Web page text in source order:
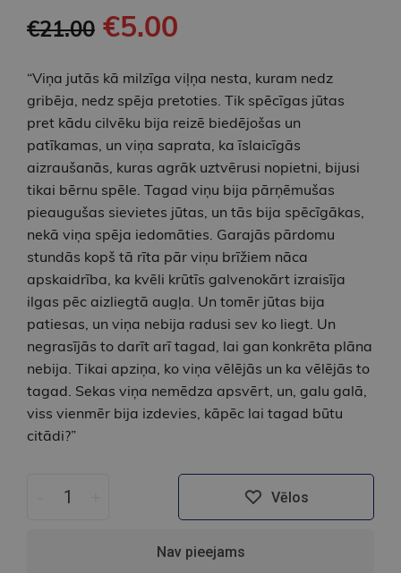
€21.00 €5.00
“Viņa jutās kā milzīga viļņa nesta, kuram nedz
gribēja, nedz spēja pretoties. Tik spēcīgas jūtas
pret kādu cilvēku bija reizē biedējošas un
patīkamas, un viņa saprata, ka īslaicīgās
aizraušanās, kuras agrāk uztvērusi nopietni, bijusi
tikai bērnu spēle. Tagad viņu bija pārņēmušas
pieaugušas sievietes jūtas, un tās bija spēcīgākas,
nekā viņa spēja iedomāties. Garajās pārdomu
stundās kopš tā rīta pār viņu brīžiem nāca
apskaidrība, ka kvēli krūtīs galvenokārt izraisīja
ilgas pēc aizliegtā augļa. Un tomēr jūtas bija
patiesas, un viņa nebija radusi sev ko liegt. Un
negrasījās to darīt arī tagad, lai gan konkrēta plāna
nebija. Tikai apziņa, ko viņa vēlējās un ka vēlējās to
tagad. Sekas viņa nemēdza apsvērt, un, galu galā,
viss vienmēr bija izdevies, kāpēc lai tagad būtu
citādi?”
Vēlos
Nav pieejams